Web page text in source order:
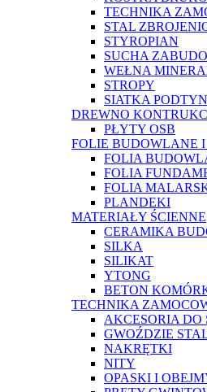
TECHNIKA
STAL
STYROPIAN
SUCHA
WEŁNA
STROPY
SIATKA
DREWNO
PŁYTY OSB
FOLIE BUDOWLANE
FOLIA
FOLIA
FOLIA
PLANDEKI
MATERIAŁY ŚCIENNE
CERAMIKA
SILKA
SILIKAT
YTONG
BETON
TECHNIKA
AKCESORIA
GWOŹDZIE
NAKRĘTKI
NITY
OPASKI I